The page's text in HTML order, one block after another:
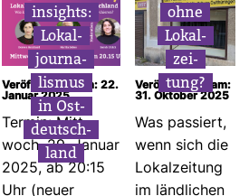
insights:
Lokal­
jour­na­
lismus
in Ost­
deutsch­
land
Veröffentlicht am: 22.
Januar 2025
Termin: Mitt­
woch, 29. Januar
2025, ab 20:15
Uhr (neuer
ohne
Lokal­
zei­
tung?
Veröffentlicht am:
31. Oktober 2025
Was pas­siert,
wenn sich die
Lokal­zei­tung
im länd­li­chen